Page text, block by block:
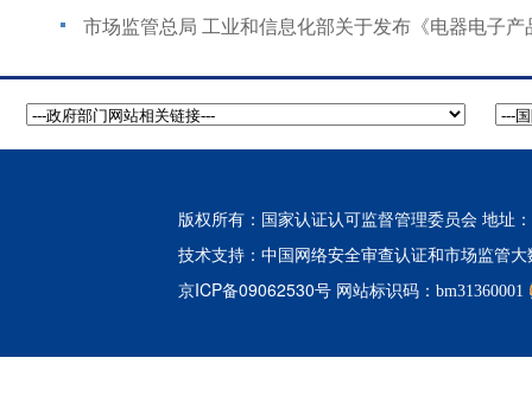
市场监管总局 工业和信息化部关于发布《电器电子
版权所有：国家认证认可监督管理委员会 地址
技术支持： 中国网络安全审查认证和市场监管
京ICP备09062530号 网站标识码：bm31360001